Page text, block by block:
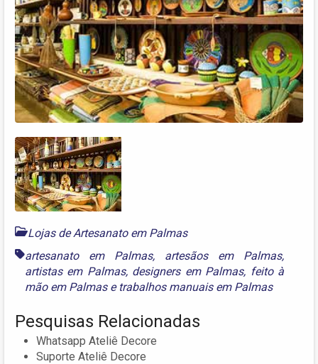
Lojas de Artesanato em Palmas
artesanato em Palmas, artesãos em Palmas,
artistas em Palmas, designers em Palmas, feito à
mão em Palmase trabalhos manuais em Palmas
Pesquisas Relacionadas
Whatsapp Ateliê Decore
Suporte Ateliê Decore